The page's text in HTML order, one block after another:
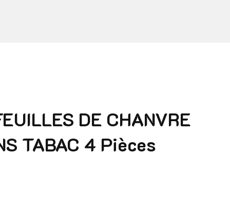
DE CHANVRE
TABAC 4 Pièces